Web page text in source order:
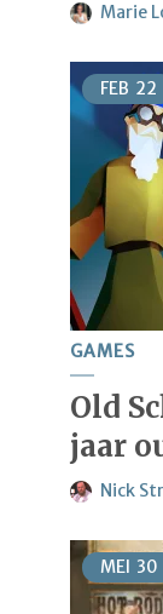
Marie
FEB 22
GAMES
Old
jaar
Nick
MEI 30